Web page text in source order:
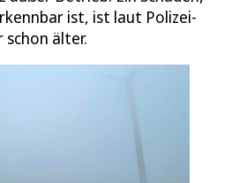
ist, ist laut Polizei-
schon älter.